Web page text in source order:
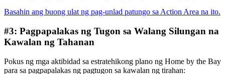
Basahin ang buong ulat ng pag-unlad patungo sa Action Area na ito.
#3: Pagpapalakas ng Tugon sa Walang Silungan na
Kawalan ng Tahanan
Pokus ng mga aktibidad sa estratehikong plano ng Home by the Bay
para sa pagpapalakas ng pagtugon sa kawalan ng tirahan: